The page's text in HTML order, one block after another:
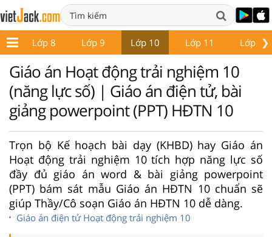
❯
Lớp 8 Lớp 9 Lớp 10 Lớp 11 Lớp 12
Giáo án Hoạt động trải nghiệm 10
(năng lực số) | Giáo án điện tử, bài
giảng powerpoint (PPT) HĐTN 10
Trọn bộ Kế hoạch bài dạy (KHBD) hay Giáo án
Hoạt động trải nghiệm 10 tích hợp năng lực số
đầy đủ giáo án word & bài giảng powerpoint
(PPT) bám sát mẫu Giáo án HĐTN 10 chuẩn sẽ
giúp Thầy/Cô soạn Giáo án HĐTN 10 dễ dàng.
Giáo án điện tử Hoạt động trải nghiệm 10